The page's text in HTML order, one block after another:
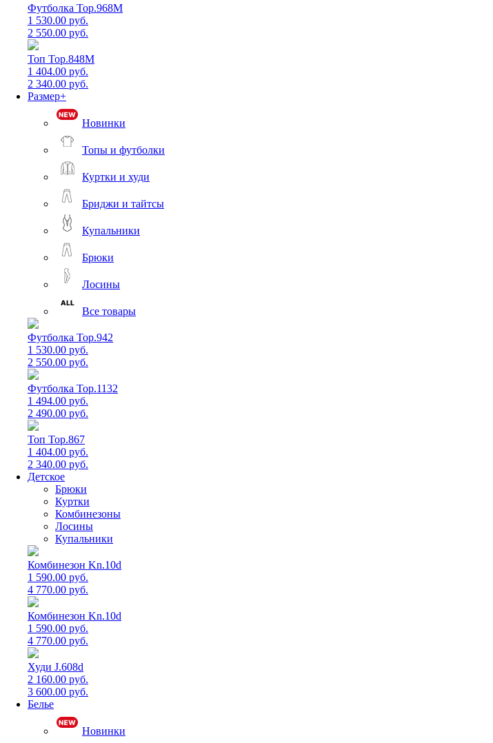
Футболка Top.968M
1 530.00 руб.
2 550.00 руб.
Топ Top.848M
1 404.00 руб.
2 340.00 руб.
Размер+
Новинки
Топы и футболки
Куртки и худи
Бриджи и тайтсы
Купальники
Брюки
Лосины
Все товары
Футболка Top.942
1 530.00 руб.
2 550.00 руб.
Футболка Top.1132
1 494.00 руб.
2 490.00 руб.
Топ Top.867
1 404.00 руб.
2 340.00 руб.
Детское
Брюки
Куртки
Комбинезоны
Лосины
Купальники
Комбинезон Kn.10d
1 590.00 руб.
4 770.00 руб.
Комбинезон Kn.10d
1 590.00 руб.
4 770.00 руб.
Худи J.608d
2 160.00 руб.
3 600.00 руб.
Белье
Новинки